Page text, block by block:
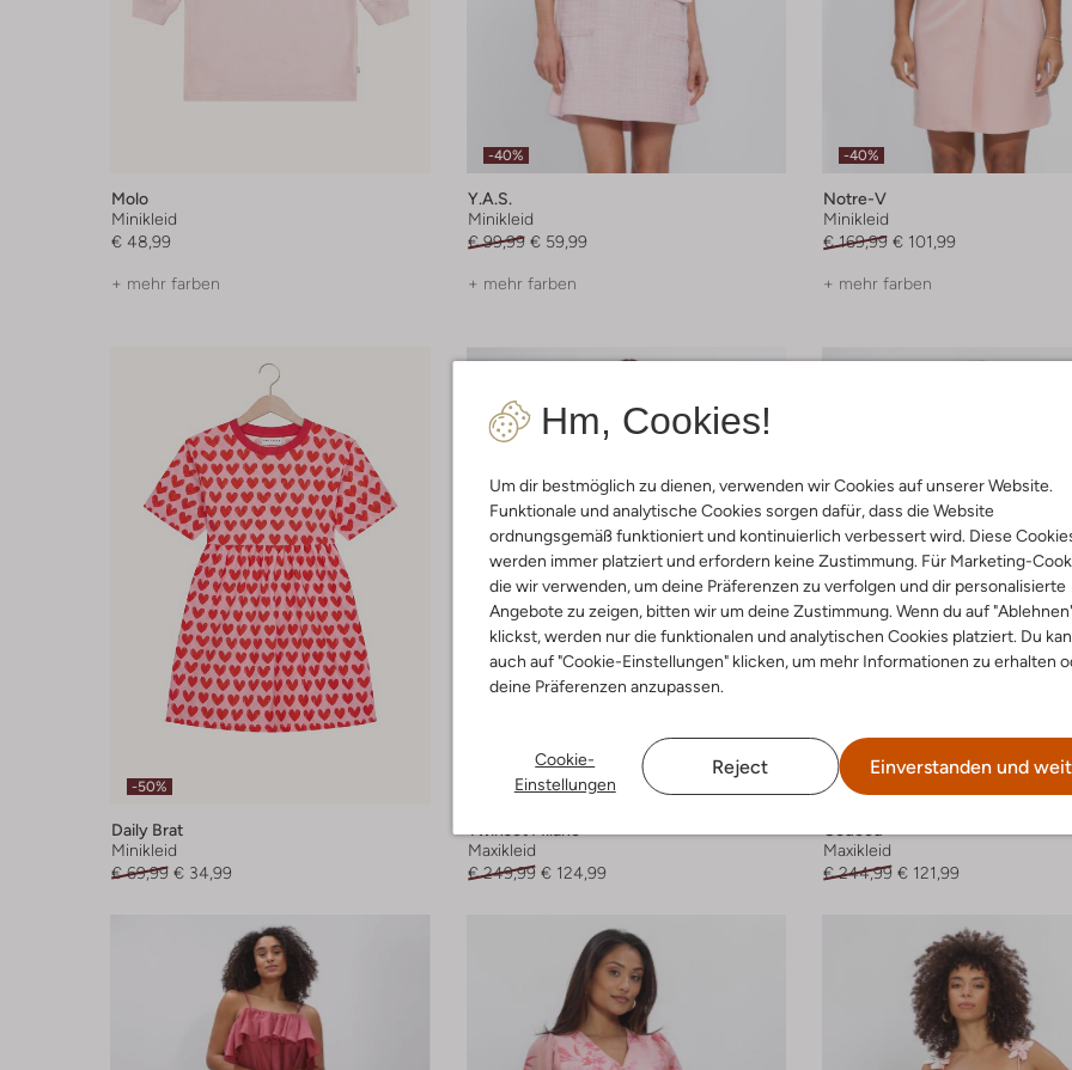
Hm, Cookies!
Um dir bestmöglich zu dienen, verwenden wir Cookies auf unserer Website.
Funktionale und analytische Cookies sorgen dafür, dass die Website
ordnungsgemäß funktioniert und kontinuierlich verbessert wird. Diese
werden immer platziert und erfordern keine Zustimmung. Für Marketing-
die wir verwenden, um deine Präferenzen zu verfolgen und dir personalisierte
Angebote zu zeigen, bitten wir um deine Zustimmung. Wenn du auf
klickst, werden nur die funktionalen und analytischen Cookies platziert. Du
auch auf "Cookie-Einstellungen" klicken, um mehr Informationen zu erhalten
deine Präferenzen anzupassen.
Cookie-
Einstellungen
Reject Einverstanden und
Molo
Minikleid
€ 48,99
+ mehr farben
-40%
Y.a.s.
Minikleid
€ 99,99 € 59,99
+ mehr farben
-40%
Notre-V
Minikleid
€ 169,99 € 101,99
+ mehr farben
-50%
Daily Brat
Minikleid
€ 69,99 € 34,99
-50%
Maxikleid
€ 249,99 € 124,99
-50%
Maxikleid
€ 244,99 € 121,99